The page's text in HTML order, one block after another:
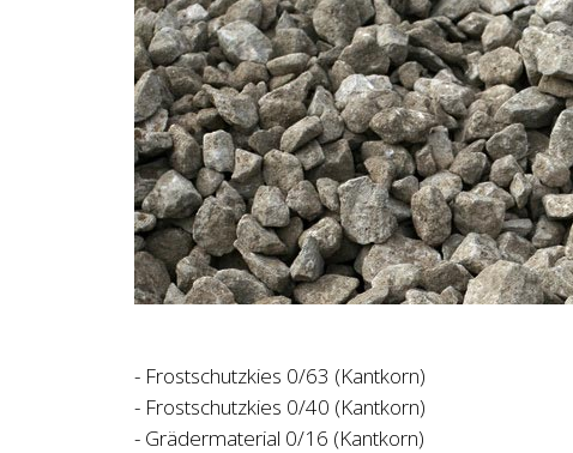
- Frostschutzkies 0/63 (Kantkorn)
- Frostschutzkies 0/40 (Kantkorn)
- Grädermaterial 0/16 (Kantkorn)